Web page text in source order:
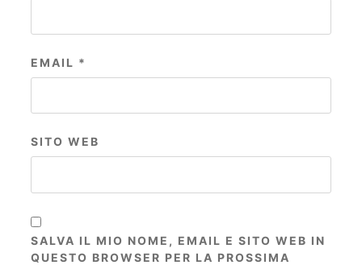
EMAIL *
SITO WEB
SALVA IL MIO NOME, EMAIL E SITO WEB IN
QUESTO BROWSER PER LA PROSSIMA